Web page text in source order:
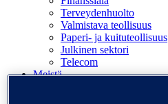
Terveydenhuolto
Valmistava teollisuus
Paperi- ja kuituteollisuus
Julkinen sektori
Telecom
Meistä